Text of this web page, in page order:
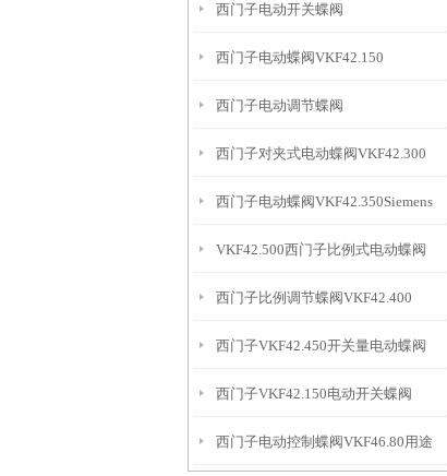
西门子电动开关蝶阀
VKF42.100+SQL321B50
西门子电动蝶阀VKF42.150
西门子电动调节蝶阀
VKF42.200+SQL361B150
西门子对夹式电动蝶阀VKF42.300
西门子电动蝶阀VKF42.350Siemens
VKF42.500西门子比例式电动蝶阀
西门子比例调节蝶阀VKF42.400
西门子VKF42.450开关量电动蝶阀
西门子VKF42.150电动开关蝶阀
西门子电动控制蝶阀VKF46.80用途